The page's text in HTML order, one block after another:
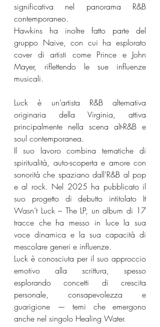
significativa nel panorama R&B
contemporaneo.
Hawkins ha inoltre fatto parte del
gruppo Naive, con cui ha esplorato
cover di artisti come Prince e John
Mayer, riflettendo le sue influenze
musicali.
Luck è un’artista R&B alternativa
originaria della Virginia, attiva
principalmente nella scena alt-R&B e
soul contemporanea.
Il suo lavoro combina tematiche di
spiritualità, auto-scoperta e amore con
sonorità che spaziano dall’R&B al pop
e al rock. Nel 2025 ha pubblicato il
suo progetto di debutto intitolato It
Wasn’t Luck – The LP, un album di 17
tracce che ha messo in luce la sua
voce dinamica e la sua capacità di
mescolare generi e influenze.
Luck è conosciuta per il suo approccio
emotivo alla scrittura, spesso
esplorando concetti di crescita
personale, consapevolezza e
guarigione — temi che emergono
anche nel singolo Healing Water.